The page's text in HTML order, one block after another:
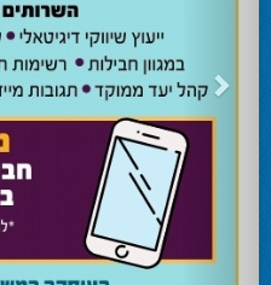
השרה מירי רגב קוראת לבוא ולהצביע
השרה מירי רגב קוראת לבוא ולהצביע ולהשפיע
אוהד שגב הפסיד בעכו
עמיחי בן שלוש מקורבו של השר ניר ברקת ניצח
מחל זכתה במנדט אחד בבאר שבע
עו''ד אמנון כהן שעומד בראש רשימת מחל
בוקר שהתמודד אף הוא למועצה לא הצליח
המשבר בליכוד העולמי